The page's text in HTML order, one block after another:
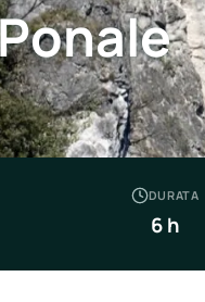
DURATA
6 h